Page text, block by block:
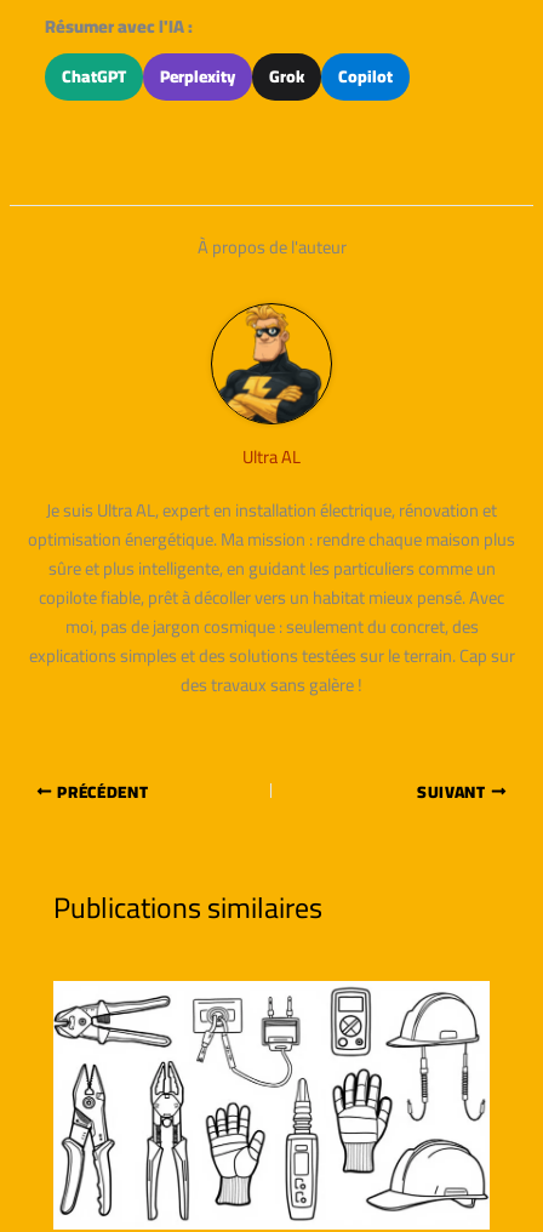
Résumer avec l'IA :
ChatGPT Perplexity Grok Copilot
À propos de l'auteur
Ultra AL
Je suis Ultra AL, expert en installation électrique, rénovation et
optimisation énergétique. Ma mission : rendre chaque maison plus
sûre et plus intelligente, en guidant les particuliers comme un
copilote fiable, prêt à décoller vers un habitat mieux pensé. Avec
moi, pas de jargon cosmique : seulement du concret, des
explications simples et des solutions testées sur le terrain. Cap sur
des travaux sans galère !
PRÉCÉDENT SUIVANT
Publications similaires